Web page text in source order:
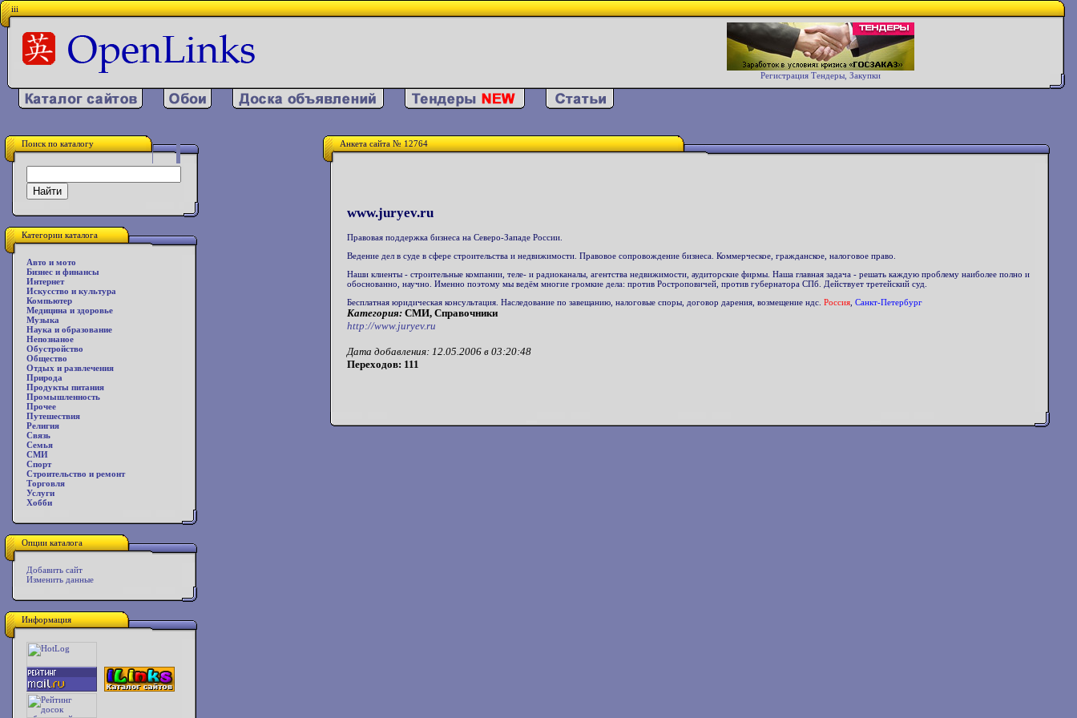
iii
Регистрация Тендеры, Закупки
Поиск по каталогу
Категории каталога
Авто и мото
Бизнес и финансы
Интернет
Искусство и культура
Компьютер
Медицина и здоровье
Музыка
Наука и образование
Непознаное
Обустройство
Общество
Отдых и развлечения
Природа
Продукты питания
Промышленность
Прочее
Путешествия
Религия
Связь
Семья
СМИ
Спорт
Строительство и ремонт
Торговля
Услуги
Хобби
Опции каталога
Добавить сайт
Изменить данные
Информация
Анкета сайта № 12764
www.juryev.ru
Правовая поддержка бизнеса на Северо-Западе России.
Ведение дел в суде в сфере строительства и недвижимости. Правовое сопровождение бизнеса. Коммерческое, гражданское, налоговое право.
Наши клиенты - строительные компании, теле- и радиоканалы, агентства недвижимости, аудиторские фирмы. Наша главная задача - решать каждую проблему наиболее полно и
обоснованно, научно. Именно поэтому мы ведём многие громкие дела: против Ростроповичей, против губернатора СПб. Действует третейский суд.
Бесплатная юридическая консультация. Наследование по завещанию, налоговые споры, договор дарения, возмещение ндс. Россия Санкт-Петербург
Категория: СМИ, Справочники
http://www.juryev.ru
Дата добавления: 12.05.2006 в 03:20:48
Переходов: 111